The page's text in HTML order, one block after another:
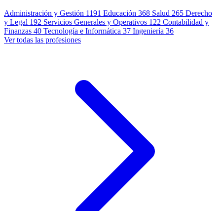
Administración y Gestión 1191 Educación 368 Salud 265 Derecho
y Legal 192 Servicios Generales y Operativos 122 Contabilidad y
Finanzas 40 Tecnología e Informática 37 Ingeniería 36
Ver todas las profesiones